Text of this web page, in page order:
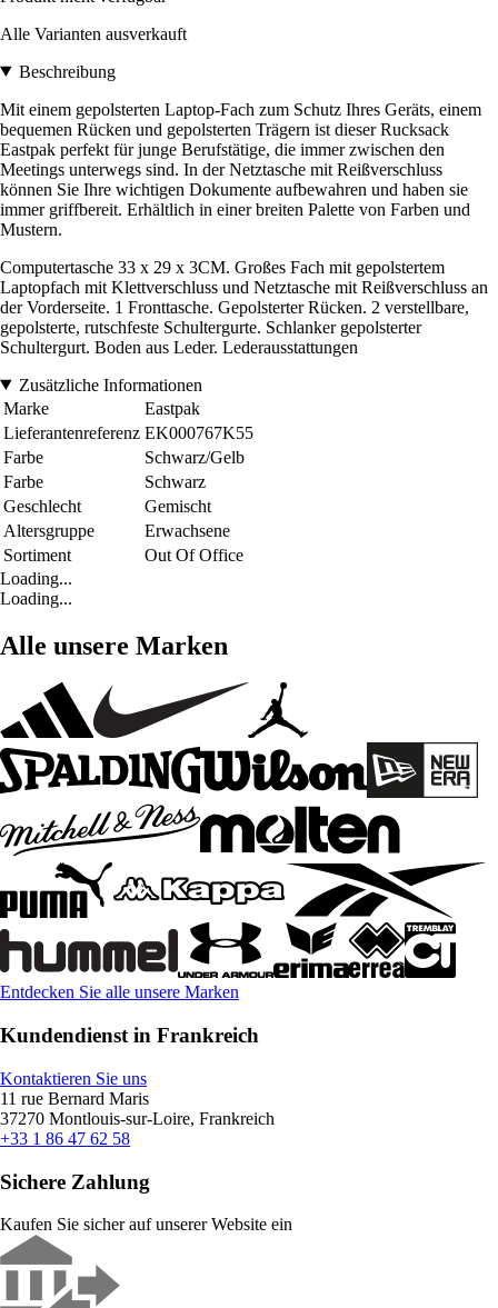
Alle Varianten ausverkauft
Beschreibung
Mit einem gepolsterten Laptop-Fach zum Schutz Ihres Geräts, einem
bequemen Rücken und gepolsterten Trägern ist dieser Rucksack
Eastpak perfekt für junge Berufstätige, die immer zwischen den
Meetings unterwegs sind. In der Netztasche mit Reißverschluss
können Sie Ihre wichtigen Dokumente aufbewahren und haben sie
immer griffbereit. Erhältlich in einer breiten Palette von Farben und
Mustern.
Computertasche 33 x 29 x 3CM. Großes Fach mit gepolstertem
Laptopfach mit Klettverschluss und Netztasche mit Reißverschluss an
der Vorderseite. 1 Fronttasche. Gepolsterter Rücken. 2 verstellbare,
gepolsterte, rutschfeste Schultergurte. Schlanker gepolsterter
Schultergurt. Boden aus Leder. Lederausstattungen
Zusätzliche Informationen
Marke
Eastpak
Lieferantenreferenz EK000767K55
Farbe
Schwarz/Gelb
Farbe
Schwarz
Geschlecht
Gemischt
Altersgruppe
Erwachsene
Sortiment
Out Of Office
Loading...
Loading...
Alle unsere Marken
Entdecken Sie alle unsere Marken
Kundendienst in Frankreich
Kontaktieren Sie uns
11 rue Bernard Maris
37270 Montlouis-sur-Loire, Frankreich
+33 1 86 47 62 58
Sichere Zahlung
Kaufen Sie sicher auf unserer Website ein